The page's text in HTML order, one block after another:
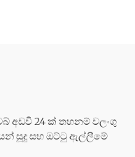
අඩවි 24 ක් තහනම් වලංගු
සූදු සහ ඔට්ටු ඇල්ලීමේ